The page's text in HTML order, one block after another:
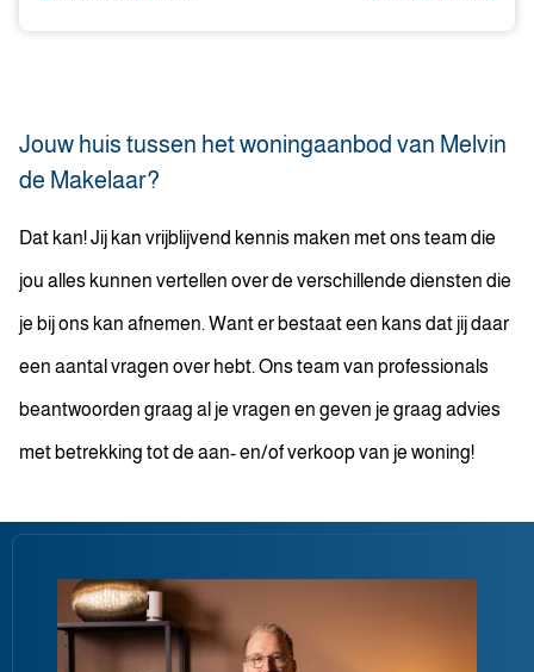
Jouw huis tussen het woningaanbod van Melvin
de Makelaar?
Dat kan! Jij kan vrijblijvend kennis maken met ons team die
jou alles kunnen vertellen over de verschillende diensten die
je bij ons kan afnemen. Want er bestaat een kans dat jij daar
een aantal vragen over hebt. Ons team van professionals
beantwoorden graag al je vragen en geven je graag advies
met betrekking tot de aan- en/of verkoop van je woning!